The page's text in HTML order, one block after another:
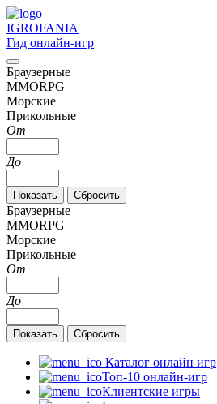
IGROFANIA
Гид онлайн-игр
Браузерные
MMORPG
Морские
Прикольные
От
До
Браузерные
MMORPG
Морские
Прикольные
От
До
Каталог онлайн игр
Топ-10 онлайн-игр
Клиентские игры